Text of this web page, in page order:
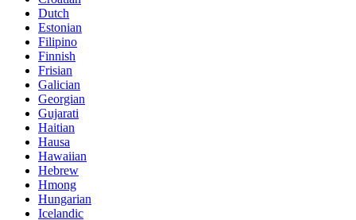
Dutch
Estonian
Filipino
Finnish
Frisian
Galician
Georgian
Gujarati
Haitian
Hausa
Hawaiian
Hebrew
Hmong
Hungarian
Icelandic